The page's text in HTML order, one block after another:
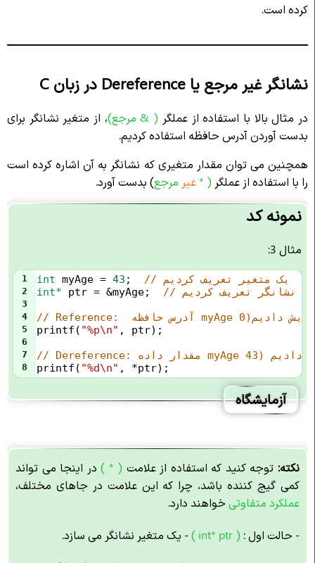
کرده است.
نشانگر غیر مرجع یا Dereference در زبان C
در مثال بالا با استفاده از عملگر ( & مرجع)، از متغیر نشانگر برای
بدست آوردن آدرس حافظه استفاده کردیم.
همچنین می توان مقدار متغیری که نشانگر به آن اشاره کرده است
را با استفاده از عملگر ( *غیر مرجع) بدست آورد.
نمونه کد
مثال 3:
1 int myAge = 43 ; // یک متغیر تعریف کردیم
2 int* ptr = &myAge; // یک نشانگر تعریف کردیم
3
4
5
printf ( "%p\n" , ptr);
6
7
8
printf ( "%d\n" , *ptr);
آزمایشگاه
نکته: توجه کنید که استفاده از علامت ( * )در اینجا می تواند
کمی گیج کننده باشد، چرا که این علامت در جاهای مختلف،
عملکرد متفاوتی خواهند دارد.
- حالت اول : ( int* ptr ) - یک متغیر نشانگر می سازد.